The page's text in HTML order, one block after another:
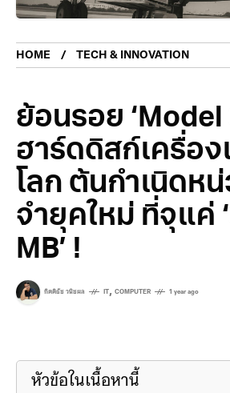
HOME TECH & INNOVATION
ย้อนรอย ‘Model
ฮาร์ดดิสก์เครื่อ
โลก ต้นกำเนิดห
จำยุคใหม่ ที่จุแค่
MB’ !
กิตติธัช วนิชผล IT, COMPUTER 1 year ago
หัวข้อในเนื้อหานี้